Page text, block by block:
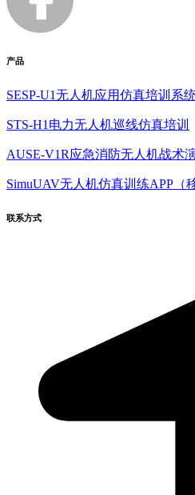
产品
SESP-U1无人机应用仿真培训系
STS-H1电力无人机巡线仿真培训
AUSE-V1R应急消防无人机战术
SimuUAV无人机仿真训练APP（
联系方式